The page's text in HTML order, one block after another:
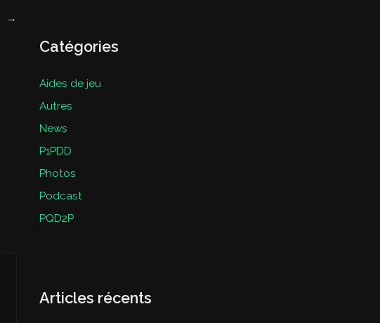
→
Catégories
Aides de jeu
Autres
News
P1PDD
Photos
Podcast
PQD2P
Articles récents